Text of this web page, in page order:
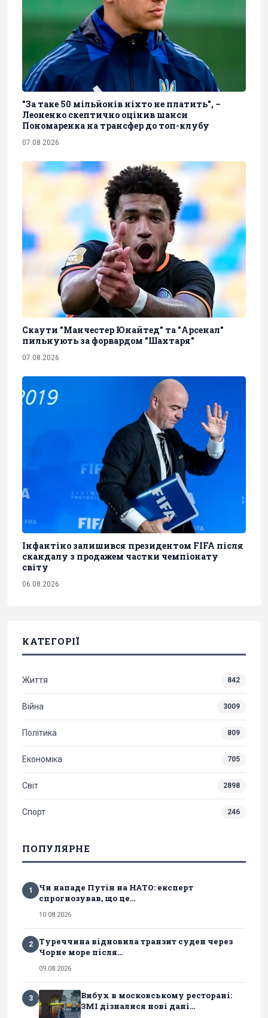
"За таке 50 мільйонів ніхто не платить", –
Леоненко скептично оцінив шанси
Пономаренка на трансфер до топ-клубу
07.08.2026
Скаути "Манчестер Юнайтед" та "Арсенал"
пильнують за форвардом "Шахтаря"
07.08.2026
Інфантіно залишився президентом FIFA після
скандалу з продажем частки чемпіонату
світу
06.08.2026
КАТЕГОРІЇ
Життя 842
Війна 3009
Політика 809
Економіка 705
Світ 2898
Спорт 246
ПОПУЛЯРНЕ
1
Чи нападе Путін на НАТО: експерт
спрогнозував, що це...
10.08.2026
2
Туреччина відновила транзит суден через
Чорне море після...
09.08.2026
3
Вибух в московському ресторані:
ЗМІ дізналися нові дані...